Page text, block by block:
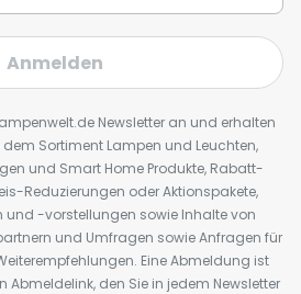
Anmelden
Newsletter an und erhalten
Sortiment Lampen und Leuchten,
und Smart Home Produkte, Rabatt-
Reduzierungen oder Aktionspakete,
und -vorstellungen sowie Inhalte von
und Umfragen sowie Anfragen für
Eine Abmeldung ist
Abmeldelink, den Sie in jedem Newsletter